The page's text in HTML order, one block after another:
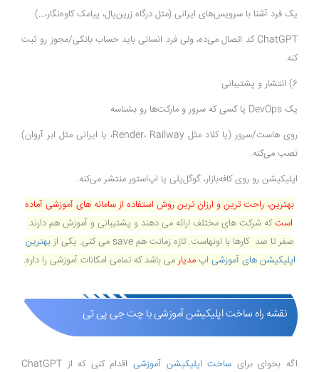
یک فرد آشنا با سرویس‌های ایرانی (مثل درگاه زرین‌پال، پیامک کاوه‌نگار،...)
ChatGPT کد اتصال می‌ده، ولی فرد انسانی باید حساب بانکی/مجوز رو ثبت
کنه.
6) انتشار و پشتیبانی
یک DevOps یا کسی که سرور و مارکت‌ها رو بشناسه
روی هاست/سرور (یا کلاد مثل Render، Railway، یا ایرانی مثل ابر آروان)
نصب می‌کنه.
اپلیکیشن رو روی کافه‌بازار، گوگل‌پلی یا اپ‌استور منتشر می‌کنه.
بهترین، راحت ترین و ارزان ترین روش استفاده از سامانه های آموزشی آماده
استکه شرکت های مختلف ارائه می دهند و پشتیبانی و آموزش هم دارند.
صفر تا صد کارها با اونهاست. تازه زمانت هم save می کنی. یکی از
بهترین
اپلیکیشن های آموزشی اپ مدیار می باشد که تمامی امکانات آموزشی را داره.
نقشه راه ساخت اپلیکیشن آموزشی با چت جی پی تی
اگه بخوای برای ساخت اپلیکیشن آموزشی
اقدام کنی که از ChatGPT